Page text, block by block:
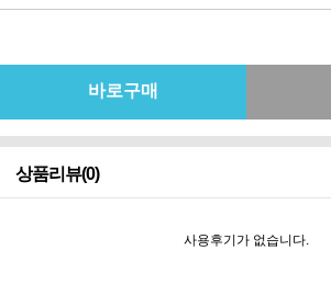
상품리뷰(0)
사용후기가 없습니다.